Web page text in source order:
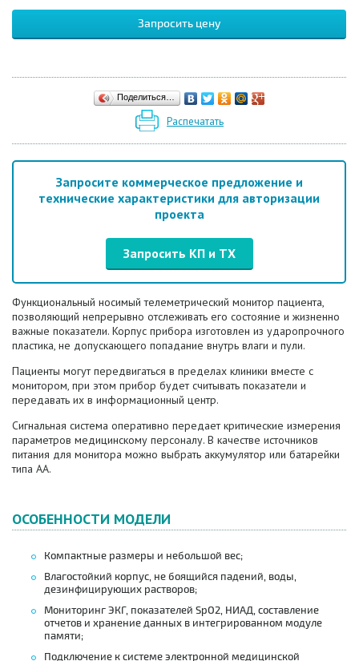
Запросить цену
Поделиться…
Распечатать
Запросите коммерческое предложение и
технические характеристики для авторизации
проекта
Запросить КП и ТХ
Функциональный носимый телеметрический монитор пациента,
позволяющий непрерывно отслеживать его состояние и жизненно
важные показатели. Корпус прибора изготовлен из ударопрочного
пластика, не допускающего попадание внутрь влаги и пули.
Пациенты могут передвигаться в пределах клиники вместе с
монитором, при этом прибор будет считывать показатели и
передавать их в информационный центр.
Сигнальная система оперативно передает критические измерения
параметров медицинскому персоналу. В качестве источников
питания для монитора можно выбрать аккумулятор или батарейки
типа АА.
ОСОБЕННОСТИ МОДЕЛИ
Компактные размеры и небольшой вес;
Влагостойкий корпус, не боящийся падений, воды,
дезинфицирующих растворов;
Мониторинг ЭКГ, показателей SpO2, НИАД, составление
отчетов и хранение данных в интегрированном модуле
памяти;
Подключение к системе электронной медицинской